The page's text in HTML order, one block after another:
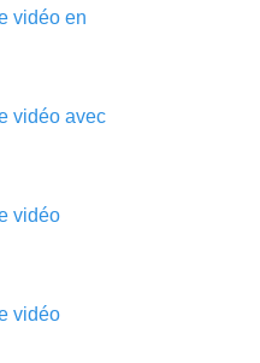
vidéo en
vidéo avec
vidéo
vidéo